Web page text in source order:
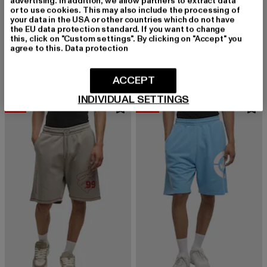
ECKO UNLTD.
Baseline
DANGEROUS DNGRS
NoReturn
15,99 EUR
Derzeitiger Preis: 15,99 EUR
19,99 EURAktionspreis:
-30%
or to use cookies. This may also include the processing of
your data in the USA or other countries which do not have
the EU data protection standard. If you want to change
this, click on "Custom settings". By clicking on "Accept" you
agree to this. Data protection
INDIVIDUAL SETTINGS
ACCEPT